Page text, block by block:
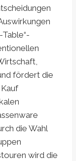
fördert die
die Wahl
wird die